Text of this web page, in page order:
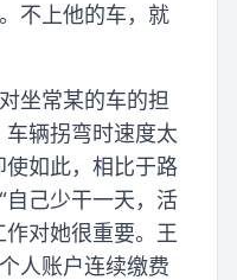
不上他的车，就
坐常某的车的担
车辆拐弯时速度太
使如此，相比于路
自己少干一天，活
作对她很重要。王
人账户连续缴费